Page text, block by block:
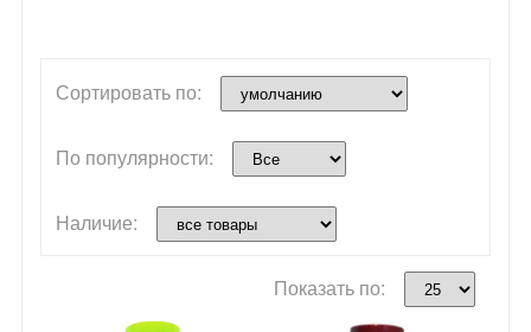
Сортировать по:
По популярности:
Наличие:
Показать по: